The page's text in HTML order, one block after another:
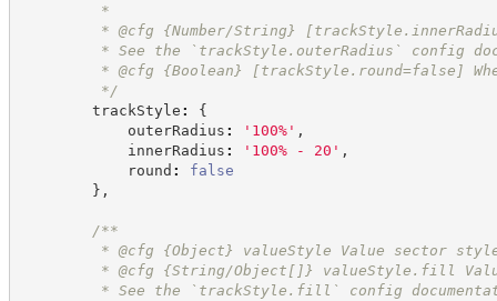
*
* @cfg {Number/String}
* See the `trackStyle.outerRadius` config
* @cfg {Boolean}
[trackStyle.round=false]
*/
trackStyle :
{
outerRadius : ' 100%' ,
innerRadius : ' 100% - 20 ' ,
round :
false
} ,
/**
* @cfg {Object}
valueStyle Value sector
* @cfg {String/Object[]} valueStyle.fill Value
* See the `trackStyle.fill` config